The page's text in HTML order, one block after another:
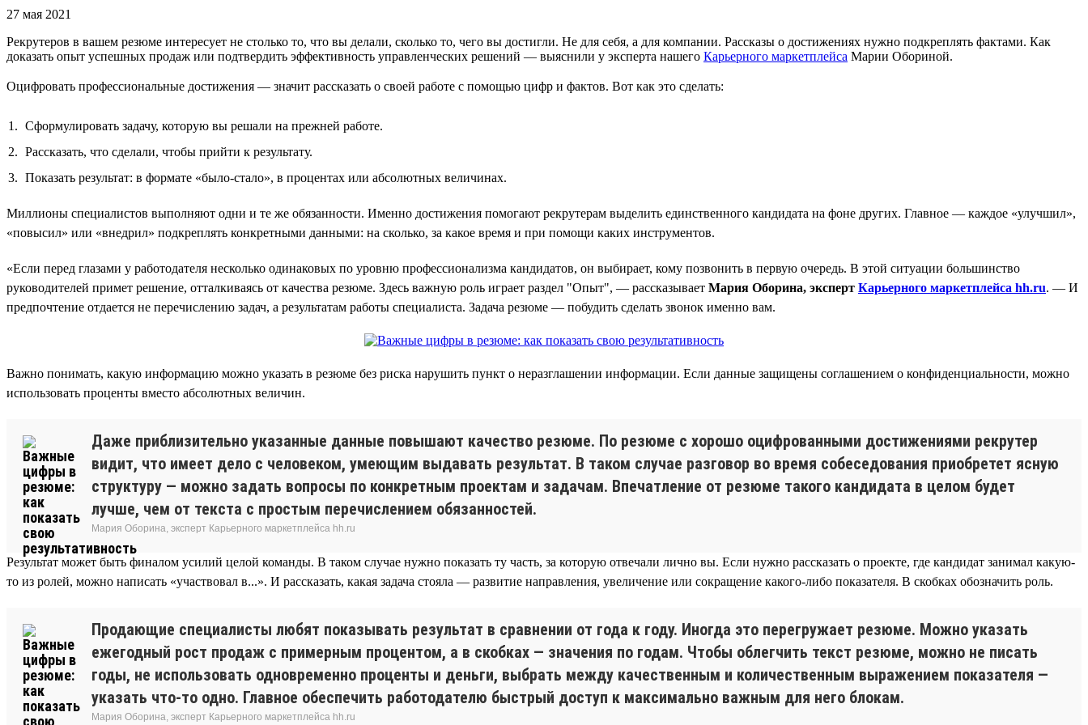
27 мая 2021
Рекрутеров в вашем резюме интересует не столько то, что вы делали, сколько то, чего вы достигли. Не для себя, а для компании. Рассказы о достижениях нужно подкреплять фактами. Как
доказать опыт успешных продаж или подтвердить эффективность управленческих решений — выяснили у эксперта нашего Карьерного маркетплейса Марии Обориной.
Оцифровать профессиональные достижения — значит рассказать о своей работе с помощью цифр и фактов. Вот как это сделать:
Сформулировать задачу, которую вы решали на прежней работе.
Рассказать, что сделали, чтобы прийти к результату.
Показать результат: в формате «было-стало», в процентах или абсолютных величинах.
Миллионы специалистов выполняют одни и те же обязанности. Именно достижения помогают рекрутерам выделить единственного кандидата на фоне других. Главное — каждое «улучшил»,
«повысил» или «внедрил» подкреплять конкретными данными: на сколько, за какое время и при помощи каких инструментов.
«Если перед глазами у работодателя несколько одинаковых по уровню профессионализма кандидатов, он выбирает, кому позвонить в первую очередь. В этой ситуации большинство
руководителей примет решение, отталкиваясь от качества резюме. Здесь важную роль играет раздел "Опыт", — рассказывает Мария Оборина, эксперт Карьерного маркетплейса hh.ru. — И
предпочтение отдается не перечислению задач, а результатам работы специалиста. Задача резюме — побудить сделать звонок именно вам.
Важно понимать, какую информацию можно указать в резюме без риска нарушить пункт о неразглашении информации. Если данные защищены соглашением о конфиденциальности, можно
использовать проценты вместо абсолютных величин.
Даже приблизительно указанные данные повышают качество резюме. По резюме с хорошо оцифрованными достижениями рекрутер
видит, что имеет дело с человеком, умеющим выдавать результат. В таком случае разговор во время собеседования приобретет ясную
структуру — можно задать вопросы по конкретным проектам и задачам. Впечатление от резюме такого кандидата в целом будет
лучше, чем от текста с простым перечислением обязанностей.
Мария Оборина, эксперт Карьерного маркетплейса hh.ru
Результат может быть финалом усилий целой команды. В таком случае нужно показать ту часть, за которую отвечали лично вы. Если нужно рассказать о проекте, где кандидат занимал какую-
то из ролей, можно написать «участвовал в...». И рассказать, какая задача стояла — развитие направления, увеличение или сокращение какого-либо показателя. В скобках обозначить роль.
Продающие специалисты любят показывать результат в сравнении от года к году. Иногда это перегружает резюме. Можно указать
ежегодный рост продаж с примерным процентом, а в скобках — значения по годам. Чтобы облегчить текст резюме, можно не писать
годы, не использовать одновременно проценты и деньги, выбрать между качественным и количественным выражением показателя —
указать что-то одно. Главное обеспечить работодателю быстрый доступ к максимально важным для него блокам.
Мария Оборина, эксперт Карьерного маркетплейса hh.ru